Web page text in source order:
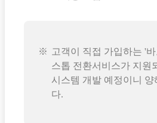
고객이 직접 가입하는 '
스톱 전환서비스가 지원
시스템 개발 예정이니 양
다.